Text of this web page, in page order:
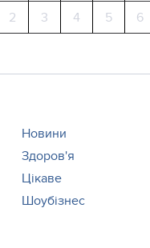
2 3 4 5 6
Новини
Здоров'я
Цікаве
Шоубізнес